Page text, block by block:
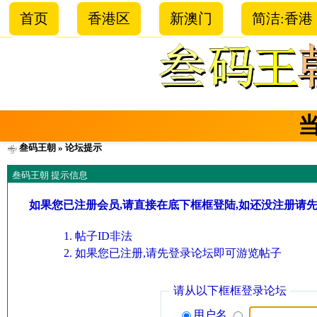
首页 香港区 新澳门 简洁:香港
叁码王朝 » 论坛提示
叁码王朝 提示信息
如果您已注册会员,请直接在底下框框登陆,如还没注册请
帖子ID非法
如果您已注册,请先登录论坛即可游览帖子
请从以下框框登录论坛
用户名